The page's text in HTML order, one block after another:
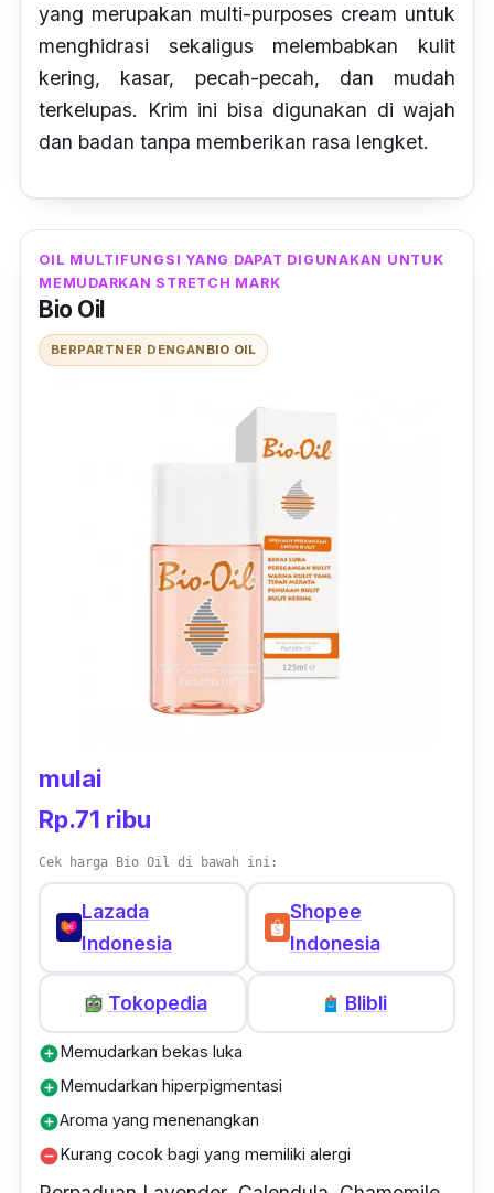
yang merupakan multi-purposes cream untuk
menghidrasi sekaligus melembabkan kulit
kering, kasar, pecah-pecah, dan mudah
terkelupas. Krim ini bisa digunakan di wajah
dan badan tanpa memberikan rasa lengket.
OIL MULTIFUNGSI YANG DAPAT DIGUNAKAN UNTUK
MEMUDARKAN STRETCH MARK
Bio Oil
BERPARTNER DENGAN BIO OIL
mulai
Rp.71 ribu
Cek harga Bio Oil di bawah ini:
Lazada
Indonesia
Shopee
Indonesia
Tokopedia Blibli
add_circleMemudarkan bekas luka
add_circleMemudarkan hiperpigmentasi
add_circleAroma yang menenangkan
remove_circleKurang cocok bagi yang memiliki alergi